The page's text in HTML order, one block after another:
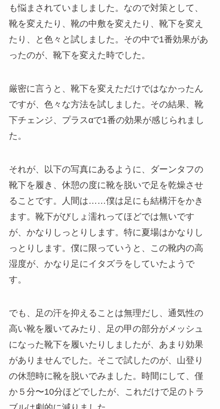
も悩まされていましました。なので対策として、
靴を変えたり、靴の中敷を変えたり、靴下を変え
たり、と色々と試しました。その中で1番効果があ
ったのが、靴下を変えた時でした。
厳密に言うと、靴下を変えただけではなかったん
ですが、色々な方法を試しました。その結果、靴
下チェンジ、プラスαで1番の効果が感じられまし
た。
それが、以下の写真にあるように、ダーンタフの
靴下を履き、休憩の度に靴を脱いで足を乾燥させ
ることです。人間は……僕は足にも結構汗をかき
ます。靴下がびしょ濡れってほどでは無いです
が、かなりしっとりします。特に夏場はかなりし
っとりします。僕に限っていうと、この靴内の高
湿度が、かなり足にイタズラをしていたようで
す。
でも、足の汗を抑えることは無理だし、通気性の
高い靴を履いてみたり、足の甲の部分がメッシュ
になった靴下を履いたりしましたが、あまり効果
がありませんでした。そこで試したのが、山登り
の休憩時に靴を脱いでみました。時間にして、僅
か５分〜10分ほどでしたが、これだけで足のトラ